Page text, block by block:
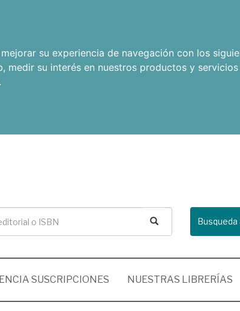
su experiencia de navegación con los
, medir su interés en nuestros productos y
.
Busqueda
SUSCRIPCIONES NUESTRAS LIBRERÍAS